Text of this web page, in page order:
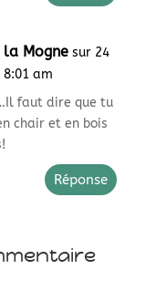
Mogne sur 24
am
faut dire que tu
chair et en bois
Réponse